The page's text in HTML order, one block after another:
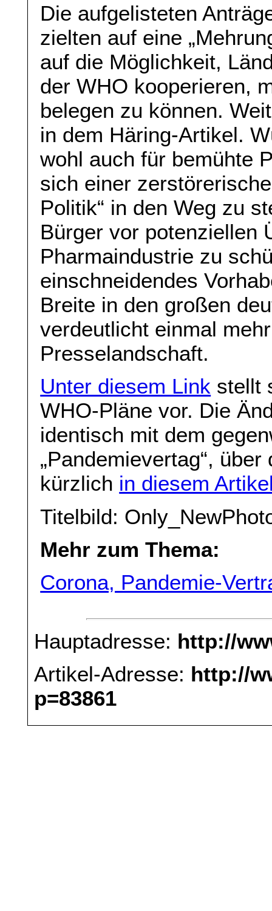
Die aufgelisteten
zielten auf eine
auf die Möglichkeit,
der WHO kooperieren,
belegen zu können.
in dem Häring-Artikel.
wohl auch für bemühte
sich einer
Politik“ in den Weg zu
Bürger vor potenziellen
Pharmaindustrie zu
einschneidendes
Breite in den großen
verdeutlicht einmal
Presselandschaft.
Unter diesem Link stellt
WHO-Pläne vor. Die
identisch mit dem
„Pandemievertag“,
kürzlich in diesem
Titelbild:
Mehr zum Thema:
Corona, Pandemie-
Hauptadresse: http://
Artikel-Adresse: http://
p=83861